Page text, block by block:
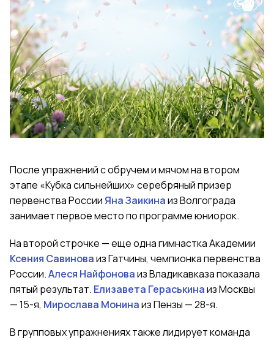
После упражнений с обручем и мячом на втором
этапе «Кубка сильнейших» серебряный призер
первенства России Яна Заикинаиз Волгограда
занимает первое место по программе юниорок.
На второй строчке — еще одна гимнастка Академии
Ксения Савиноваиз Гатчины, чемпионка первенства
России.Алеся Найфоноваиз Владикавказа показала
пятый результат. Елизавета Гераськинаиз Москвы
— 15-я, Мирослава Монинаиз Пензы — 28-я.
В групповых упражнениях также лидирует команда